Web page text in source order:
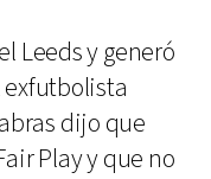
Leeds y generó
exfutbolista
dijo que
Play y que no